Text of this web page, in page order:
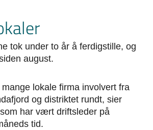
tok under to år å ferdigstille, og
august.
lokale firma involvert fra
og distriktet rundt, sier
har vært driftsleder på
tid.